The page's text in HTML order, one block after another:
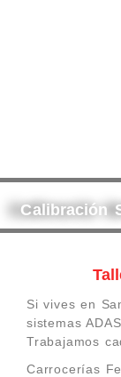
Calibración
Si vives en
sistemas
Trabajamos
Carrocerías